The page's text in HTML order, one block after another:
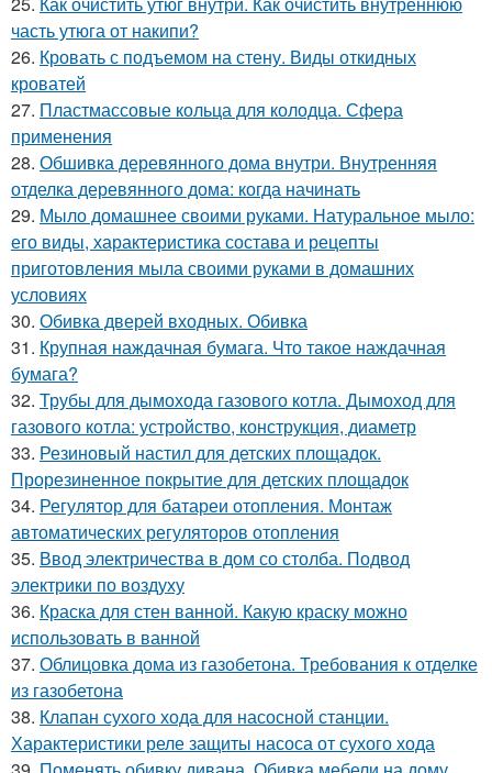
часть утюга от накипи?
26. Кровать с подъемом на стену. Виды откидных
кроватей
27. Пластмассовые кольца для колодца. Сфера
применения
28. Обшивка деревянного дома внутри. Внутренняя
отделка деревянного дома: когда начинать
29. Мыло домашнее своими руками. Натуральное мыло:
его виды, характеристика состава и рецепты
приготовления мыла своими руками в домашних
условиях
30. Обивка дверей входных. Обивка
31. Крупная наждачная бумага. Что такое наждачная
бумага?
32. Трубы для дымохода газового котла. Дымоход для
газового котла: устройство, конструкция, диаметр
33. Резиновый настил для детских площадок.
Прорезиненное покрытие для детских площадок
34. Регулятор для батареи отопления. Монтаж
автоматических регуляторов отопления
35. Ввод электричества в дом со столба. Подвод
электрики по воздуху
36. Краска для стен ванной. Какую краску можно
использовать в ванной
37. Облицовка дома из газобетона. Требования к отделке
из газобетона
38. Клапан сухого хода для насосной станции.
Характеристики реле защиты насоса от сухого хода